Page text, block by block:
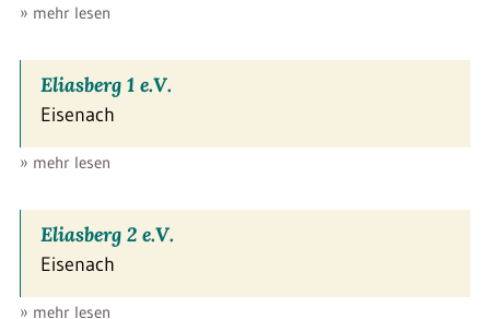
» mehr lesen
Eliasberg 1 e.V.
Eisenach
» mehr lesen
Eliasberg 2 e.V.
Eisenach
» mehr lesen